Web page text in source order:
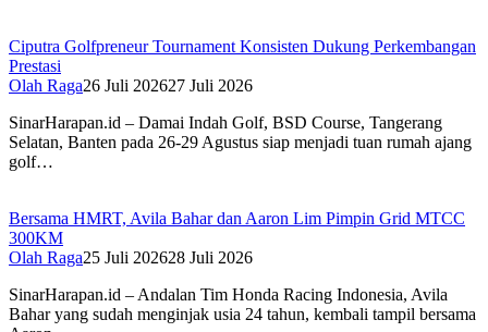
Ciputra Golfpreneur Tournament Konsisten Dukung Perkembangan
Prestasi
Olah Raga26 Juli 202627 Juli 2026
SinarHarapan.id – Damai Indah Golf, BSD Course, Tangerang
Selatan, Banten pada 26-29 Agustus siap menjadi tuan rumah ajang
golf…
Bersama HMRT, Avila Bahar dan Aaron Lim Pimpin Grid MTCC
300KM
Olah Raga25 Juli 202628 Juli 2026
SinarHarapan.id – Andalan Tim Honda Racing Indonesia, Avila
Bahar yang sudah menginjak usia 24 tahun, kembali tampil bersama